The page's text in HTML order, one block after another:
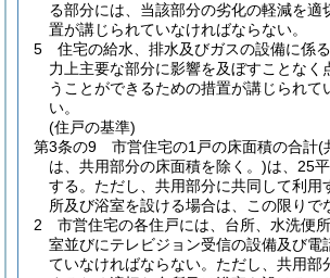
る部分には、当該部分の劣化の軽減を適
置が講じられていなければならない。
5
住宅の給水、排水及びガスの設備に係
力上主要な部分に影響を及ぼすことなく
うことができるための措置が講じられて
い。
(住戸の基準)
第3条の9
市営住宅の1戸の床面積の合計(
は、共用部分の床面積を除く。)は、25
する。 ただし、共用部分に共同して利用
所及び浴室を設ける場合は、この限りで
2
市営住宅の各住戸には、台所、水洗便
室並びにテレビジョン受信の設備及び電
ていなければならない。 ただし、共用部